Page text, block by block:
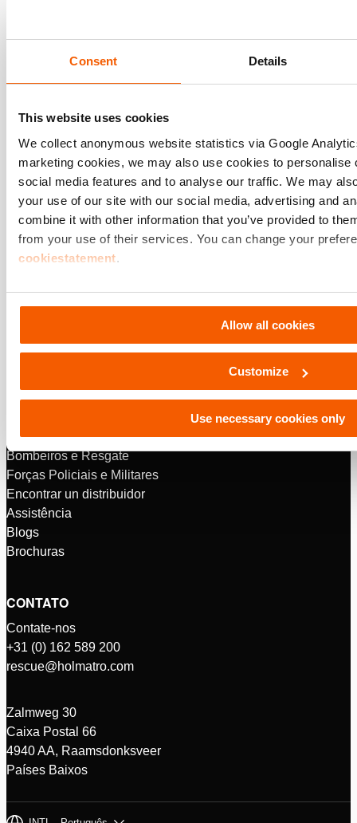
Consent Details
This website uses cookies
We collect anonymous website statistics via Google
marketing cookies, we may also use cookies to personalise
social media features and to analyse our traffic. We may
your use of our site with our social media, advertising and
combine it with other information that you’ve provided to
from your use of their services. You can change your
cookiestatement.
Allow all cookies
Customize
Use necessary cookies only
aprender com socorristas
todas as nacionalidades.
Descubra mais
SIGA-NOS
Bombeiros e Resgate
Forças Policiais e Militares
Encontrar un distribuidor
Assistência
Blogs
Brochuras
CONTATO
Contate-nos
+31 (0) 162 589 200
rescue@holmatro.com
Zalmweg 30
Caixa Postal 66
4940 AA, Raamsdonksveer
Países Baixos